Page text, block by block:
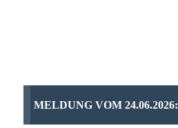
MELDUNG VOM 24.06.2026: